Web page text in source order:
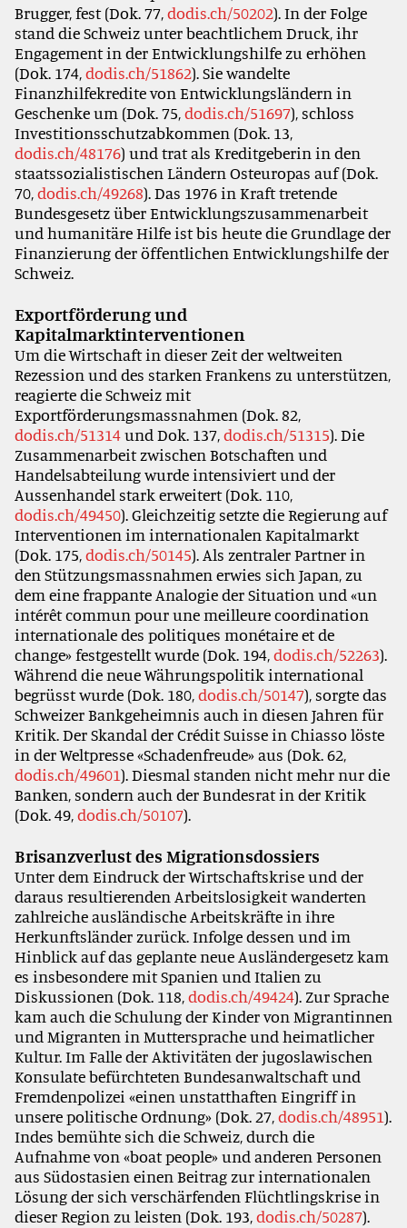
Brugger, fest(Dok. 77,dodis.ch/50202). In der Folge
stand die Schweiz unter beachtlichem Druck, ihr
Engagement in der Entwicklungshilfe zu erhöhen
(Dok. 174,dodis.ch/51862). Sie wandelte
Finanzhilfekredite von Entwicklungsländern in
Geschenke um (Dok. 75,dodis.ch/51697), schloss
Investitionsschutzabkommen (Dok. 13,
dodis.ch/48176) und trat als Kreditgeberin in den
staatssozialistischen Ländern Osteuropas auf (Dok.
70,dodis.ch/49268). Das 1976 in Kraft tretende
Bundesgesetz über Entwicklungszusammenarbeit
und humanitäre Hilfe ist bis heute die Grundlage der
Finanzierung der öffentlichen Entwicklungshilfe der
Schweiz.
Exportförderung und
Kapitalmarktinterventionen
Um die Wirtschaft in dieser Zeit der weltweiten
Rezession und des starken Frankens zu unterstützen,
reagierte die Schweiz mit
Exportförderungsmassnahmen (Dok. 82,
dodis.ch/51314und Dok. 137,dodis.ch/51315). Die
Zusammenarbeit zwischen Botschaften und
Handelsabteilung wurde intensiviert und der
Aussenhandel stark erweitert (Dok. 110,
dodis.ch/49450). Gleichzeitig setzte die Regierung auf
Interventionen im internationalen Kapitalmarkt
(Dok. 175,dodis.ch/50145). Als zentraler Partner in
den Stützungsmassnahmen erwies sich Japan, zu
dem eine frappante Analogie der Situation und «un
intérêt commun pour une meilleure coordination
internationale des politiques monétaire et de
change» festgestellt wurde (Dok. 194,dodis.ch/52263).
Während die neue Währungspolitik international
begrüsst wurde (Dok. 180,dodis.ch/50147), sorgte das
Schweizer Bankgeheimnis auch in diesen Jahren für
Kritik. Der Skandal der Crédit Suisse in Chiasso löste
in der Weltpresse «Schadenfreude» aus (Dok. 62,
dodis.ch/49601). Diesmal standen nicht mehr nur die
Banken, sondern auch der Bundesrat in der Kritik
(Dok. 49,dodis.ch/50107).
Brisanzverlust des Migrationsdossiers
Unter dem Eindruck der Wirtschaftskrise und der
daraus resultierenden Arbeitslosigkeit wanderten
zahlreiche ausländische Arbeitskräfte in ihre
Herkunftsländer zurück. Infolge dessen und im
Hinblick auf das geplante neue Ausländergesetz kam
es insbesondere mit Spanien und Italien zu
Diskussionen (Dok. 118,dodis.ch/49424). Zur Sprache
kam auch die Schulung der Kinder von Migrantinnen
und Migranten in Muttersprache und heimatlicher
Kultur. Im Falle der Aktivitäten der jugoslawischen
Konsulate befürchteten Bundesanwaltschaft und
Fremdenpolizei «einen unstatthaften Eingriff in
unsere politische Ordnung» (Dok. 27,dodis.ch/48951).
Indes bemühte sich die Schweiz, durch die
Aufnahme von «boat people» und anderen Personen
aus Südostasien einen Beitrag zur internationalen
Lösung der sich verschärfenden Flüchtlingskrise in
dieser Region zu leisten (Dok. 193,dodis.ch/50287).